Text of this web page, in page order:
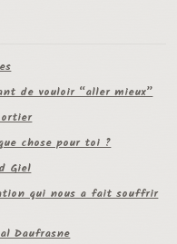
de vouloir “aller mieux”
chose pour toi ?
Giel
qui nous a fait souffrir
Daufrasne